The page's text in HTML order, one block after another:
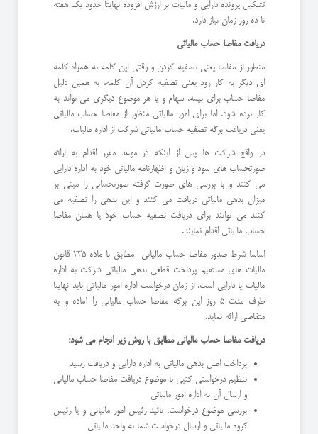
تشکیل پرونده دارایی و مالیات بر ارزش افزوده نهایتا حدود یک هفته
تا ده روز زمان نیاز دارد.
دریافت مفاصا حساب مالیاتی
منظور از مفاصا یعنی تصفیه کردن و وقتی این کلمه به همراه کلمه
ای دیگر به کار رود یعنی تصفیه کردن آن کلمه، به همین دلیل
مفاصا حساب برای بیمه، سهام و یا هر موضوع دیگری می تواند به
کار برده شود. اما برای امور مالیاتی منظور از مفاصا حساب مالیاتی
یعنی دریافت برگه تصفیه حساب مالیاتی شرکت از اداره مالیات.
در واقع شرکت ها پس از اینکه در موعد مقرر اقدام به ارائه
صورتحساب های سود و زیان و اظهارنامه مالیاتی خود به اداره دارایی
می کنند و با بررسی های صورت گرفته صورتحسابی را مبنی بر
میزان بدهی مالیاتی دریافت می کنند و این بدهی را تصفیه می
کنند می توانند برای دریافت تصفیه حساب خود یا همان مفاصا
حساب مالیاتی اقدام نمایند.
اساسا شرط صدور مفاصا حساب مالیاتی مطابق با ماده 235 قانون
مالیات های مستقیم پرداخت قطعی بدهی مالیاتی شرکت به اداره
مالیات یا دارایی است. از زمان درخواست اداره امور مالیاتی باید نهایتا
ظرف مدت 5 روز این برگه مفاصا حساب مالیاتی را آماده و به
متقاضی ارائه نماید.
دریافت مفاصا حساب مالیاتی مطابق با روش زیر انجام می شود:
پرداخت اصل بدهی مالیاتی به اداره دارایی و دریافت رسید
تنظیم درخواستی کتبی با موضوع دریافت مفاصا حساب مالیاتی
و ارسال آن به اداره امور مالیاتی
بررسی موضوع درخواست، تائید رئیس امور مالیاتی و یا رئیس
گروه مالیاتی و ارسال درخواست شما به واحد مالیاتی